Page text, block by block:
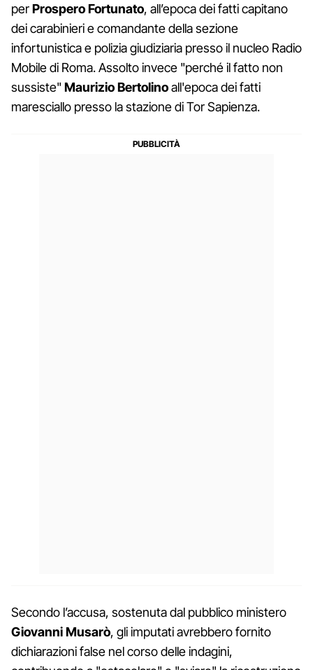
perProspero Fortunato, all’epoca dei fatti capitano
dei carabinieri e comandante della sezione
infortunistica e polizia giudiziaria presso il nucleo Radio
Mobile di Roma. Assolto invece "perché il fatto non
sussiste" Maurizio Bertolinoall'epoca dei fatti
maresciallo presso la stazione di Tor Sapienza.
Secondo l’accusa, sostenuta dal pubblico ministero
Giovanni Musarò, gli imputati avrebbero fornito
dichiarazioni false nel corso delle indagini,